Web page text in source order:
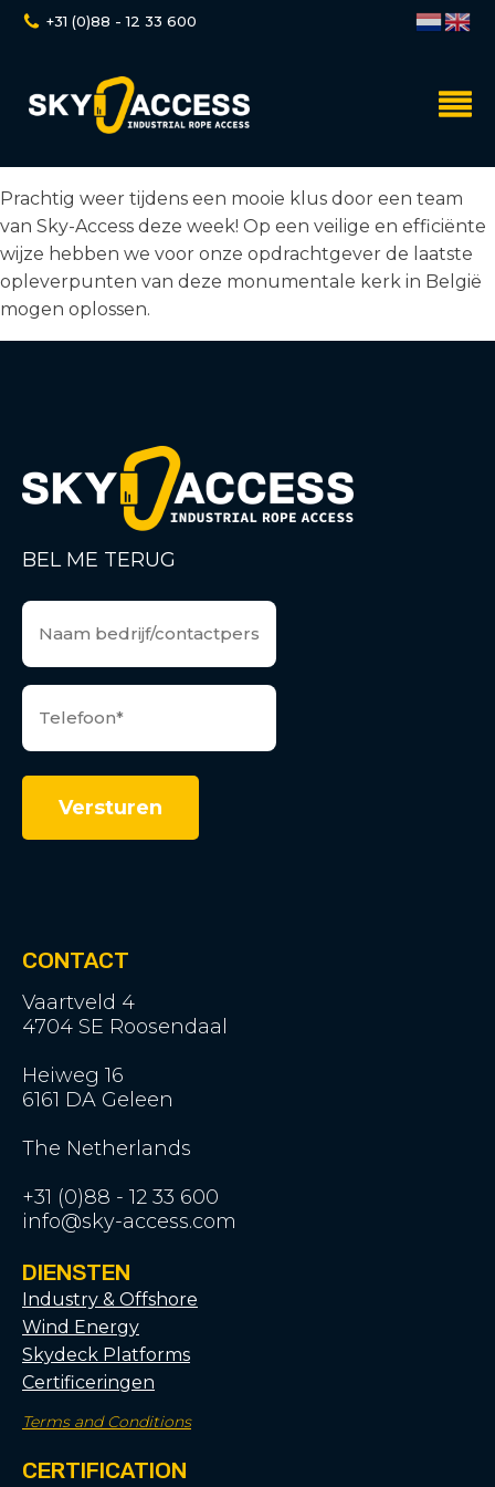
+31 (0)88 - 12 33 600
Prachtig weer tijdens een mooie klus door een team
van Sky-Access deze week! Op een veilige en efficiënte
wijze hebben we voor onze opdrachtgever de laatste
opleverpunten van deze monumentale kerk in België
mogen oplossen.
BEL ME TERUG
CONTACT
Vaartveld 4
4704 SE Roosendaal
Heiweg 16
6161 DA Geleen
The Netherlands
+31 (0)88 - 12 33 600
info@sky-access.com
DIENSTEN
Industry & Offshore
Wind Energy
Skydeck Platforms
Certificeringen
Terms and Conditions
CERTIFICATION